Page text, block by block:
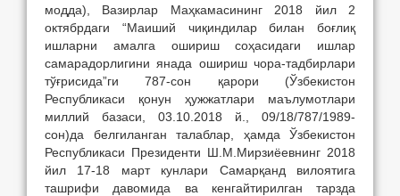
модда), Вазирлар Маҳкамасининг 2018 йил 2
октябрдаги “Маиший чиқиндилар билан боғлиқ
ишларни амалга ошириш соҳасидаги ишлар
самарадорлигини янада ошириш чора-тадбирлари
тўғрисида”ги 787-сон қарори (Ўзбекистон
Республикаси қонун ҳужжатлари маълумотлари
миллий базаси, 03.10.2018 й., 09/18/787/1989-
сон)да белгиланган талаблар, ҳамда Ўзбекистон
Республикаси Президенти Ш.М.Мирзиёевнинг 2018
йил 17-18 март кунлари Самарқанд вилоятига
ташрифи давомида ва кенгайтирилган тарзда